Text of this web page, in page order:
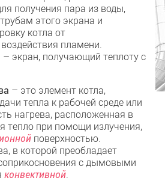
получения пара из воды,
этого экрана и
котла от
пламени.
экран, получающий теплоту с
– это элемент котла,
тепла к рабочей среде или
нагрева, расположенная в
тепло при помощи излучения,
поверхностью.
в которой преобладает
с дымовыми
конвективной